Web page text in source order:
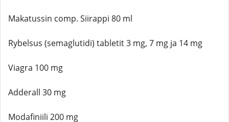
Makatussin comp. Siirappi 80 ml
Rybelsus (semaglutidi) tabletit 3 mg, 7 mg ja 14 mg
Viagra 100 mg
Adderall 30 mg
Modafiniili 200 mg